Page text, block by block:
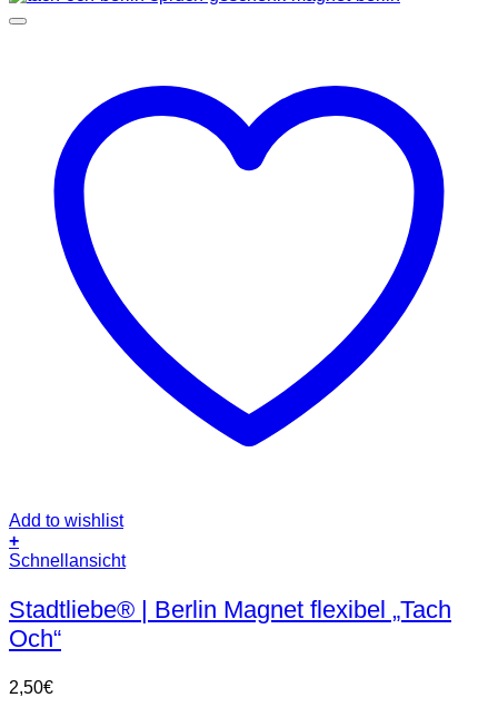
Add to wishlist
+
Schnellansicht
Stadtliebe® | Berlin Magnet flexibel „Tach
Och“
2,50€